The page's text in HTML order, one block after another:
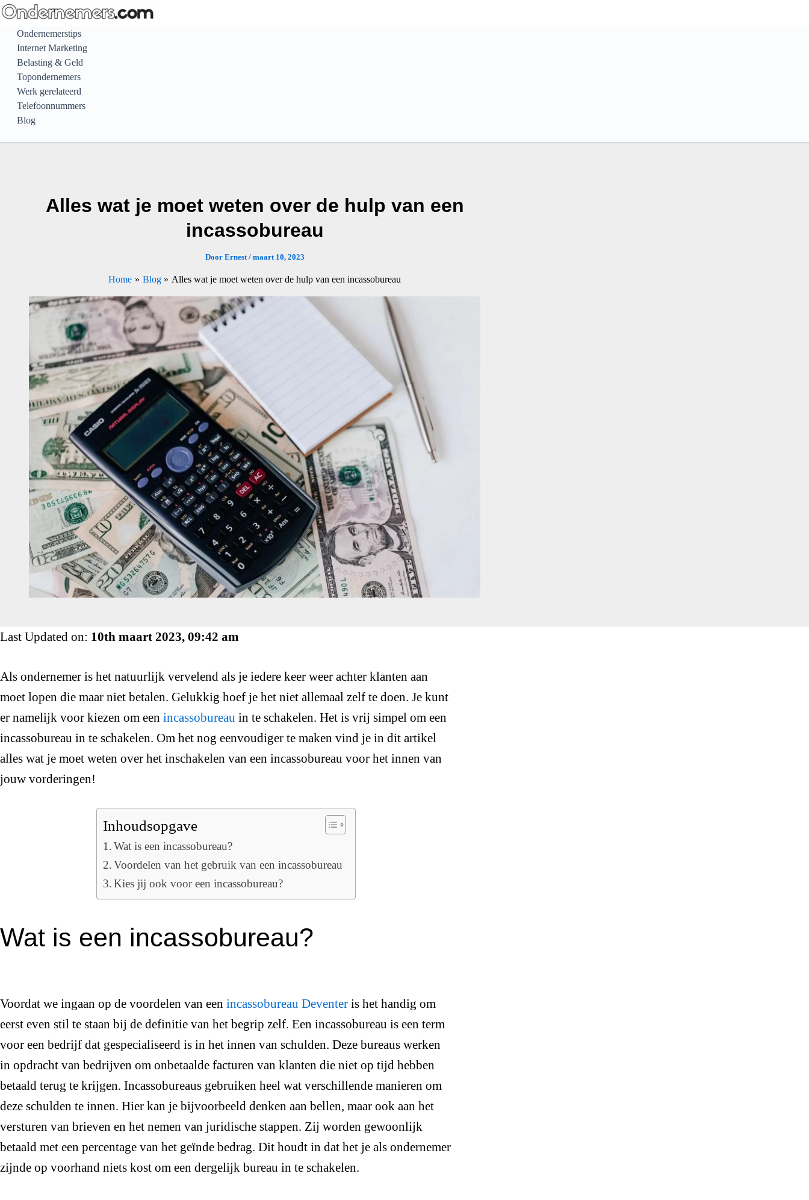
Ga
naar
inhoud
Ondernemerstips
Internet Marketing
Belasting & Geld
Topondernemers
Werk gerelateerd
Telefoonnummers
Blog
Alles wat je moet weten over de hulp van een
incassobureau
Door Ernest/ maart 10, 2023
Home Blog Alles wat je moet weten over de hulp van een incassobureau
Last Updated on: 10th maart 2023, 09:42 am
Als ondernemer is het natuurlijk vervelend als je iedere keer weer achter klanten aan
moet lopen die maar niet betalen. Gelukkig hoef je het niet allemaal zelf te doen. Je kunt
er namelijk voor kiezen om een incassobureau in te schakelen. Het is vrij simpel om een
incassobureau in te schakelen. Om het nog eenvoudiger te maken vind je in dit artikel
alles wat je moet weten over het inschakelen van een incassobureau voor het innen van
jouw vorderingen!
Inhoudsopgave
Wat is een incassobureau?
Voordelen van het gebruik van een incassobureau
Kies jij ook voor een incassobureau?
Wat is een incassobureau?
Voordat we ingaan op de voordelen van een incassobureau Deventer is het handig om
eerst even stil te staan bij de definitie van het begrip zelf. Een incassobureau is een term
voor een bedrijf dat gespecialiseerd is in het innen van schulden. Deze bureaus werken
in opdracht van bedrijven om onbetaalde facturen van klanten die niet op tijd hebben
betaald terug te krijgen. Incassobureaus gebruiken heel wat verschillende manieren om
deze schulden te innen. Hier kan je bijvoorbeeld denken aan bellen, maar ook aan het
versturen van brieven en het nemen van juridische stappen. Zij worden gewoonlijk
betaald met een percentage van het geïnde bedrag. Dit houdt in dat het je als ondernemer
zijnde op voorhand niets kost om een dergelijk bureau in te schakelen.